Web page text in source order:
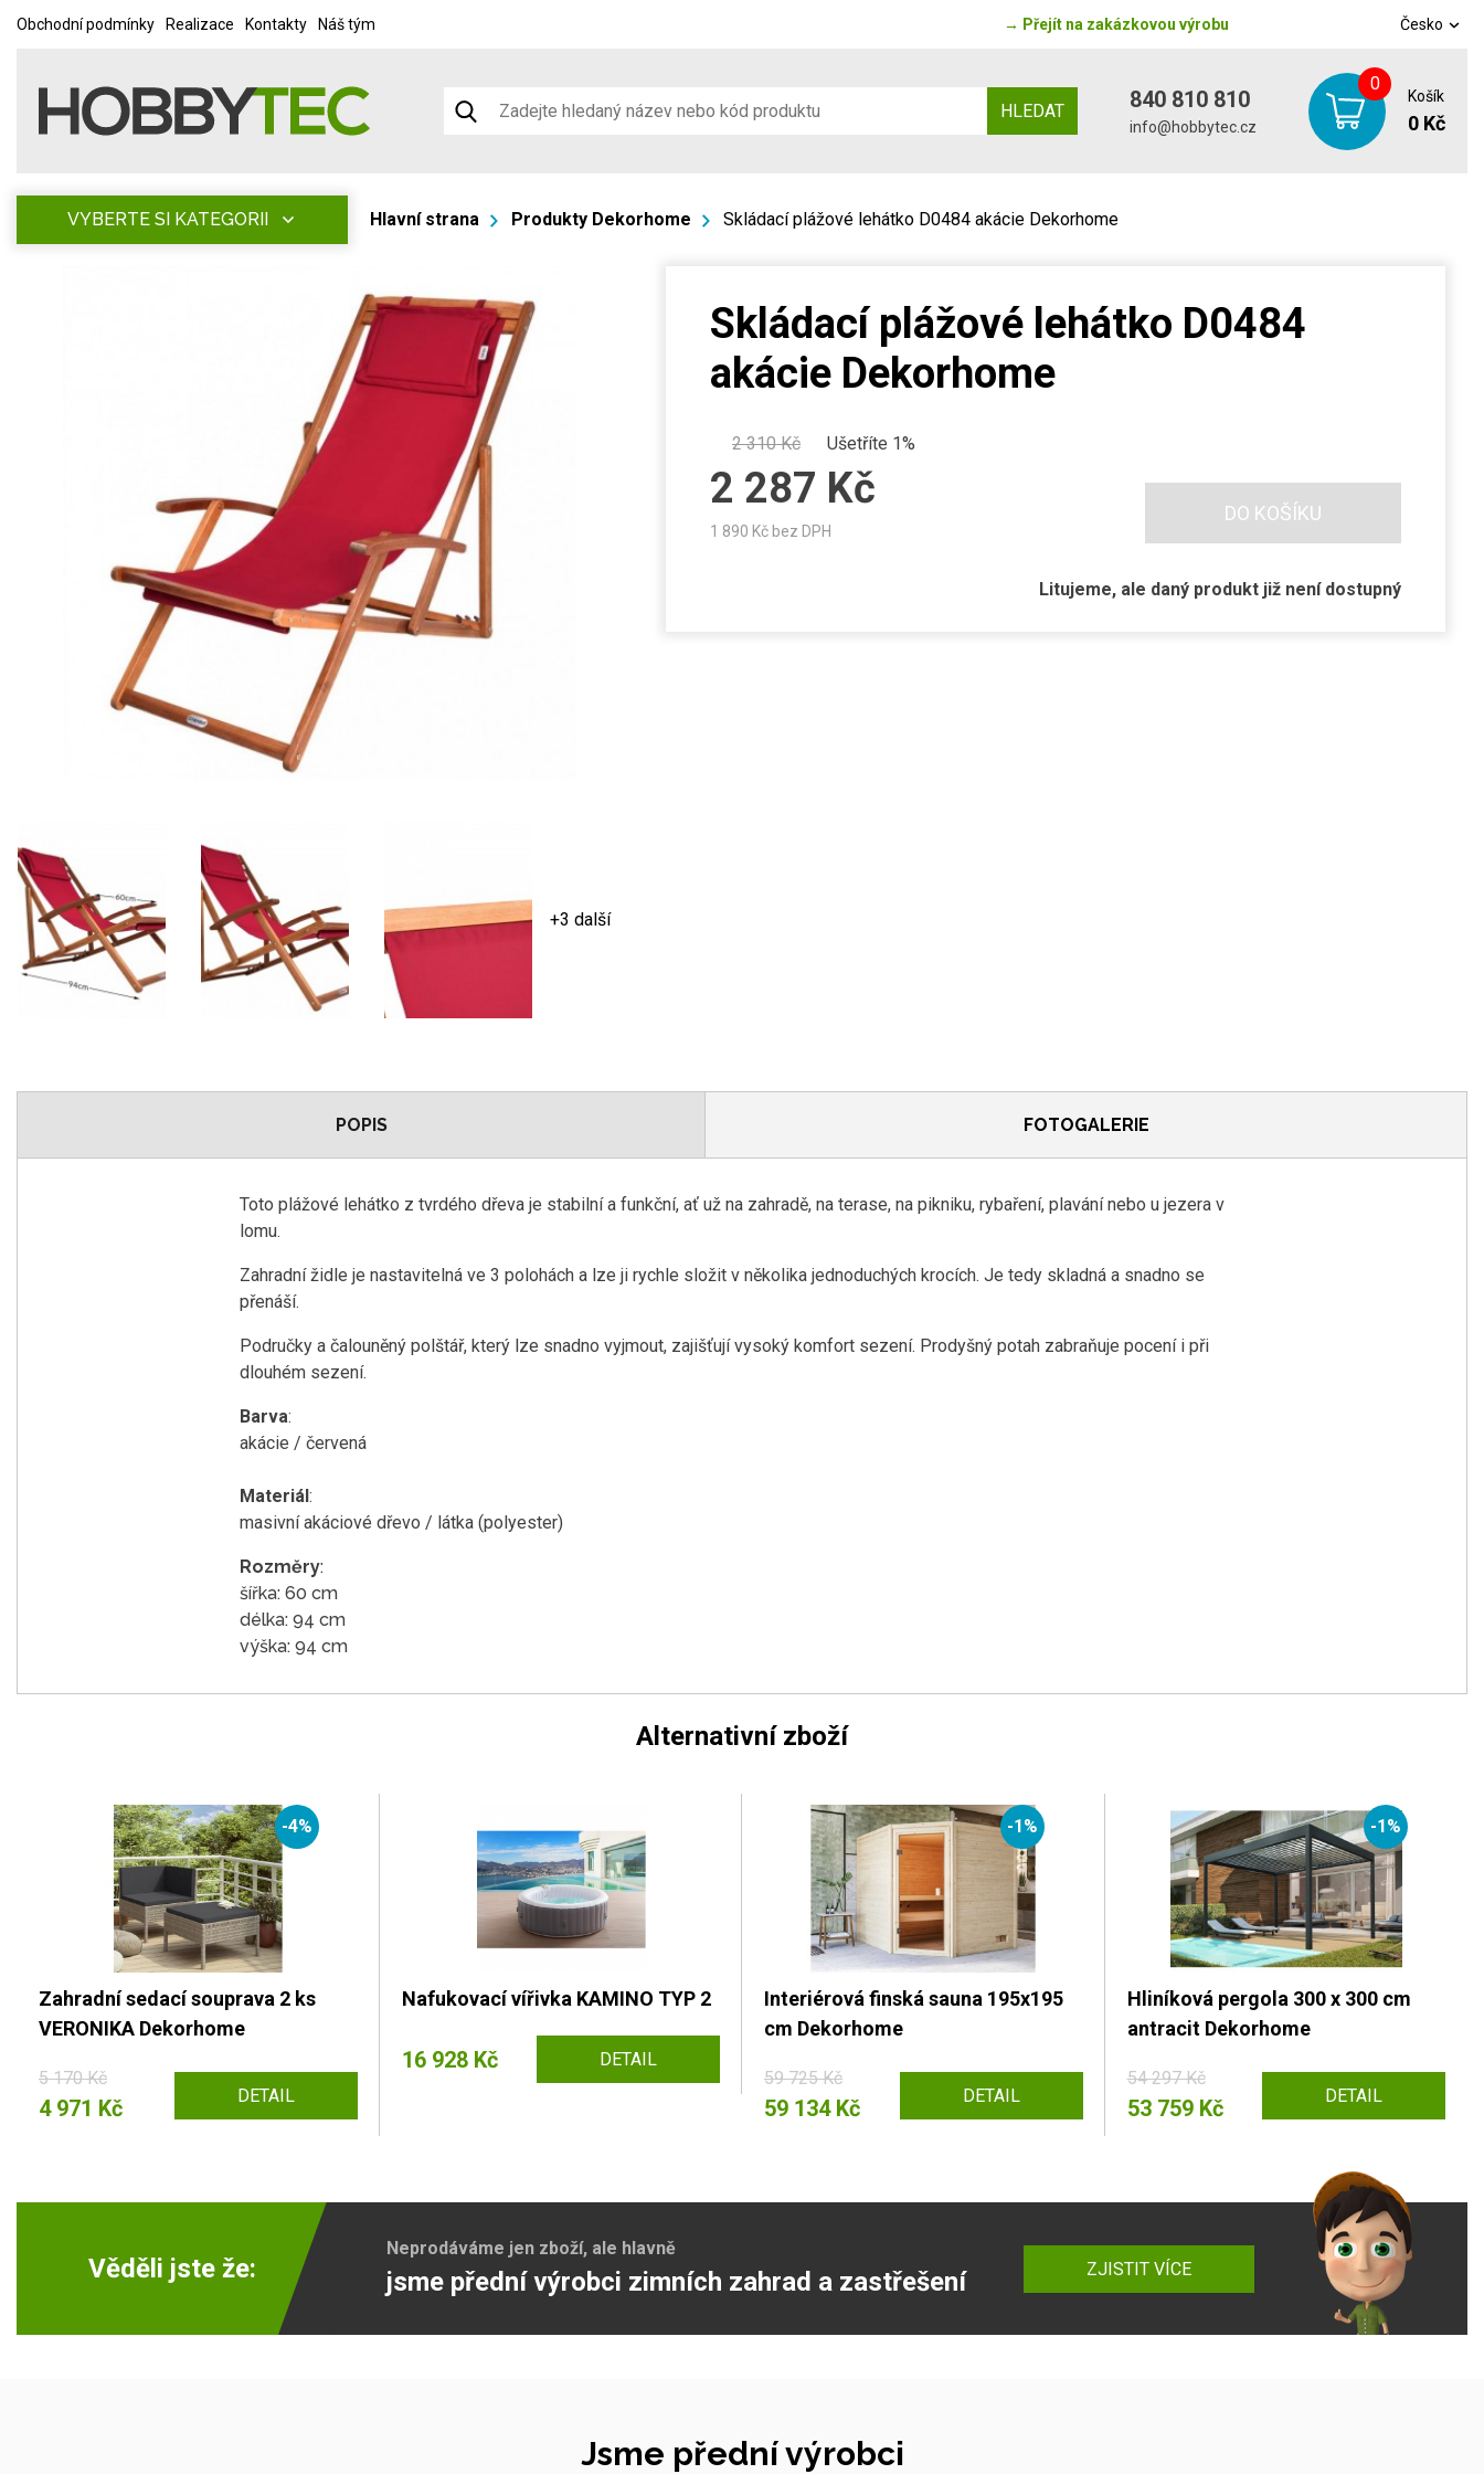
Obchodní podmínky Realizace Kontakty Náš tým → Přejít na zakázkovou výrobu Česko
HLEDAT 840 810 810
info@hobbytec.cz
0
Košík
0 Kč
VYBERTE SI KATEGORII Hlavní strana Produkty Dekorhome Skládací plážové lehátko D0484 akácie Dekorhome
+3 další
Skládací plážové lehátko D0484
akácie Dekorhome
2 310Kč Ušetříte 1%
2 287 Kč
1 890 Kč bez DPH
DO KOŠÍKU
Litujeme, ale daný produkt již není dostupný
POPIS FOTOGALERIE
Toto plážové lehátko z tvrdého dřeva je stabilní a funkční, ať už na zahradě, na terase, na pikniku, rybaření, plavání nebo u jezera v
lomu.
Zahradní židle je nastavitelná ve 3 polohách a lze ji rychle složit v několika jednoduchých krocích. Je tedy skladná a snadno se
přenáší.
Područky a čalouněný polštář, který lze snadno vyjmout, zajišťují vysoký komfort sezení. Prodyšný potah zabraňuje pocení i při
dlouhém sezení.
Barva:
akácie / červená
Materiál:
masivní akáciové dřevo / látka (polyester)
Rozměry:
šířka: 60 cm
délka: 94 cm
výška: 94 cm
Alternativní zboží
-4%
Zahradní sedací souprava 2 ks
VERONIKA Dekorhome
5 170 Kč
4 971 Kč DETAIL
Nafukovací vířivka KAMINO TYP 2
16 928 Kč DETAIL
-1%
Interiérová finská sauna 195x195
cm Dekorhome
59 725 Kč
59 134 Kč DETAIL
-1%
Hliníková pergola 300 x 300 cm
antracit Dekorhome
54 297 Kč
53 759 Kč DETAIL
Věděli jste že:
Neprodáváme jen zboží, ale hlavně
jsme přední výrobci zimních zahrad a zastřešení ZJISTIT VÍCE
Jsme přední výrobci